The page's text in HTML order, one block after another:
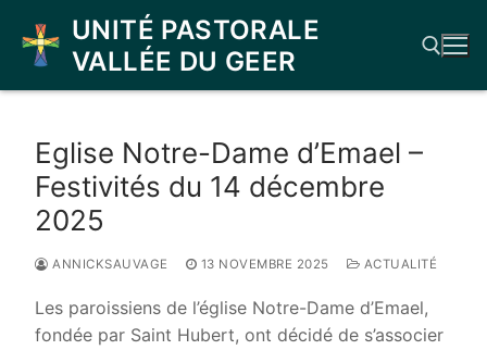
contenu
UNITÉ PASTORALE
VALLÉE DU GEER
Eglise Notre-Dame d’Emael –
Festivités du 14 décembre
2025
ANNICKSAUVAGE 13 NOVEMBRE 2025 ACTUALITÉ
Les paroissiens de l’église Notre-Dame d’Emael,
fondée par Saint Hubert, ont décidé de s’associer